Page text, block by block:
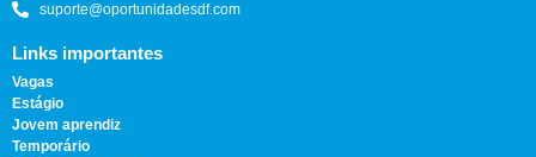
suporte@oportunidadesdf.com
Links importantes
Vagas
Estágio
Jovem aprendiz
Temporário